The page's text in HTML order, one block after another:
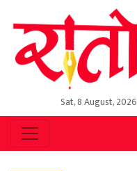
Sat, 8 August, 2026